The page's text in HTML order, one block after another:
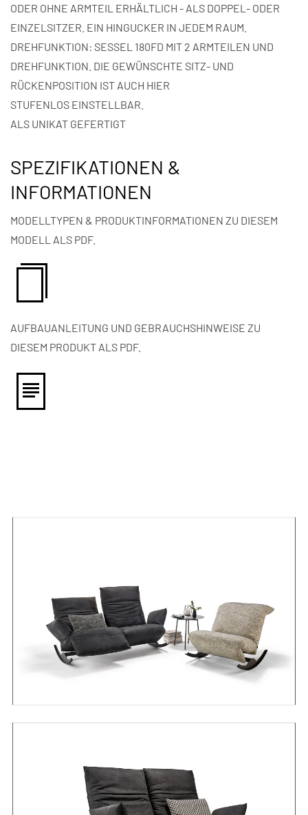
ODER OHNE ARMTEIL ERHÄLTLICH - ALS DOPPEL- ODER
EINZELSITZER. EIN HINGUCKER IN JEDEM RAUM.
DREHFUNKTION: SESSEL 180FD MIT 2 ARMTEILEN UND
DREHFUNKTION. DIE GEWÜNSCHTE SITZ- UND
RÜCKENPOSITION IST AUCH HIER
STUFENLOS EINSTELLBAR.
ALS UNIKAT GEFERTIGT
SPEZIFIKATIONEN &
INFORMATIONEN
MODELLTYPEN & PRODUKTINFORMATIONEN ZU DIESEM
MODELL ALS PDF.
AUFBAUANLEITUNG UND GEBRAUCHSHINWEISE ZU
DIESEM PRODUKT ALS PDF.